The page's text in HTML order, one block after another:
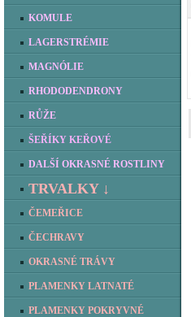
KOMULE
LAGERSTRÉMIE
MAGNÓLIE
RHODODENDRONY
RŮŽE
ŠEŘÍKY KEŘOVÉ
DALŠÍ OKRASNÉ ROSTLINY
TRVALKY ↓
ČEMEŘICE
ČECHRAVY
OKRASNÉ TRÁVY
PLAMENKY LATNATÉ
PLAMENKY POKRYVNÉ